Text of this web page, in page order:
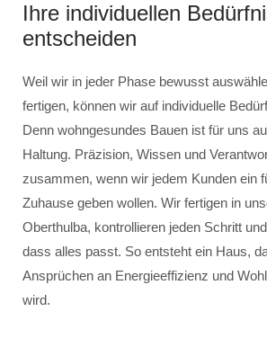
Ihre individuellen
entscheiden
Weil wir in jeder Phase bewusst
fertigen, können wir auf individuelle
Denn wohngesundes Bauen ist für uns
Haltung. Präzision, Wissen und
zusammen, wenn wir jedem Kunden ein
Zuhause geben wollen. Wir fertigen in
Oberthulba, kontrollieren jeden Schritt
dass alles passt. So entsteht ein Haus,
Ansprüchen an Energieeffizienz und
wird.